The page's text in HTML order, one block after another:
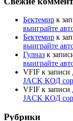
Бектемир к
выиграйте
Бектемир к
выиграйте
Гулназ к
выиграйте
VFIF к записи
JACK КОД
VFIF к записи
JACK КОД
Рубрики